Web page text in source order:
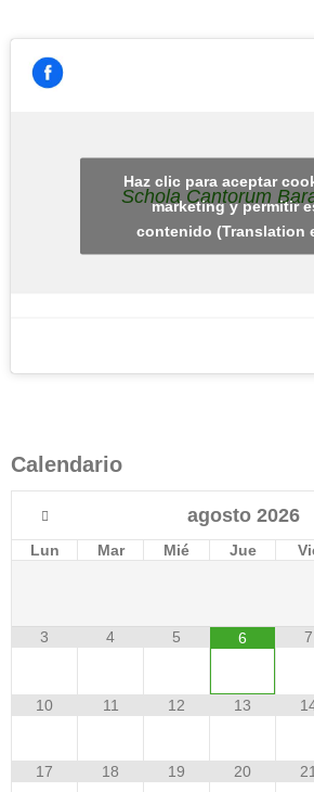
Schola Cantorum
Haz clic para aceptar
marketing y permitir
contenido (Translation
Calendario
agosto 2026
Lun Mar Mié Jue
3 4 5 6 7
10 11 12 13
17 18 19 20